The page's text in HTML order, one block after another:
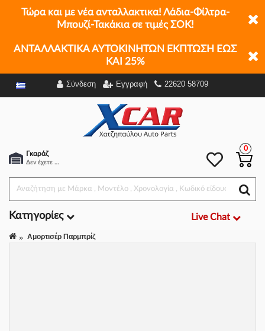
Τώρα και με νέα ανταλλακτικα! Λάδια-Φίλτρα-
Μπουζί-Τακάκια σε τιμές ΣΟΚ!
ΑΝΤΑΛΛΑΚΤΙΚΑ ΑΥΤΟΚΙΝΗΤΩΝ ΕΚΠΤΩΣΗ ΕΩΣ
ΚΑΙ 25%
Σύνδεση Εγγραφή 22620 58709
Γκαράζ
Δεν έχετε επιλέξει αμάξι.
0
Κατηγορίες Live Chat
Αμορτισέρ Παρμπρίζ
Φίλτρα